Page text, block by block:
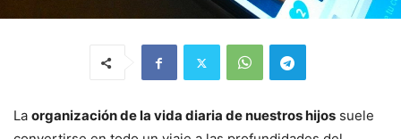
La organización de la vida diaria de nuestros hijos suele